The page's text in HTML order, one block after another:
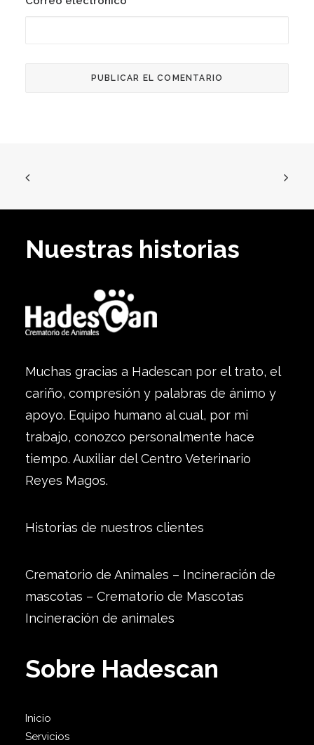
Nuestras historias
Muchas gracias a Hadescan por el trato, el
cariño, compresión y palabras de ánimo y
apoyo. Equipo humano al cual, por mi
trabajo, conozco personalmente hace
tiempo. Auxiliar del Centro Veterinario
Reyes Magos.
Historias de nuestros clientes
Crematorio de Animales – Incineración de
mascotas – Crematorio de Mascotas
Incineración de animales
Sobre Hadescan
Inicio
Servicios